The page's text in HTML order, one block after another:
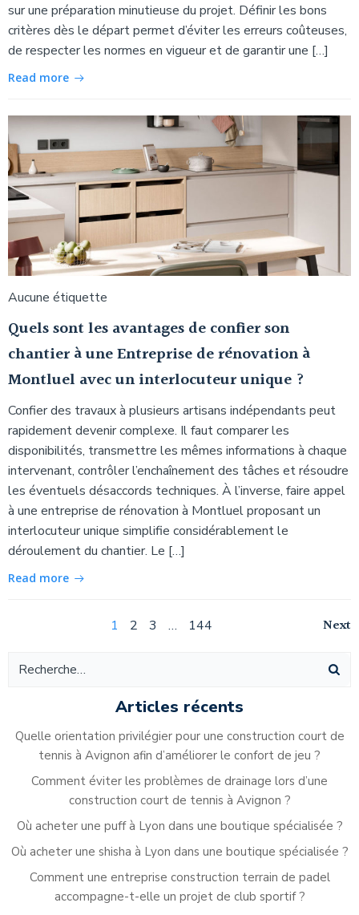
sur une préparation minutieuse du projet. Définir les bons
critères dès le départ permet d’éviter les erreurs coûteuses,
de respecter les normes en vigueur et de garantir une […]
Read more
Aucune étiquette
Quels sont les avantages de confier son
chantier à une Entreprise de rénovation à
Montluel avec un interlocuteur unique ?
Confier des travaux à plusieurs artisans indépendants peut
rapidement devenir complexe. Il faut comparer les
disponibilités, transmettre les mêmes informations à chaque
intervenant, contrôler l’enchaînement des tâches et résoudre
les éventuels désaccords techniques. À l’inverse, faire appel
à une entreprise de rénovation à Montluel proposant un
interlocuteur unique simplifie considérablement le
déroulement du chantier. Le […]
Read more
Navigation
des
articles
Navigation
des
articles
Page
1 Page
2 Page
3 … Page
144 Next
Articles récents
Quelle orientation privilégier pour une construction court de
tennis à Avignon afin d’améliorer le confort de jeu ?
Comment éviter les problèmes de drainage lors d’une
construction court de tennis à Avignon ?
Où acheter une puff à Lyon dans une boutique spécialisée ?
Où acheter une shisha à Lyon dans une boutique spécialisée ?
Comment une entreprise construction terrain de padel
accompagne-t-elle un projet de club sportif ?